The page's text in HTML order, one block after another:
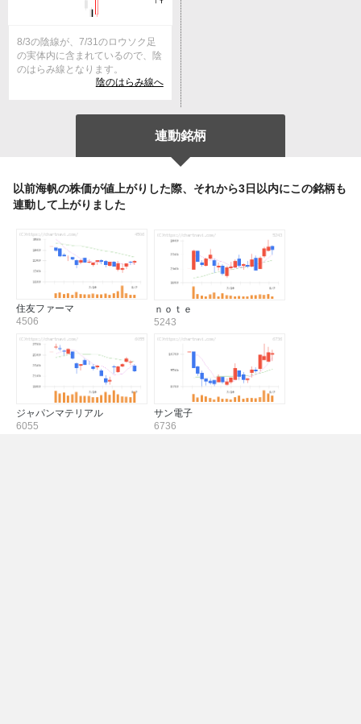
8/3の陰線が、7/31のロウソク足
の実体内に含まれているので、陰
のはらみ線となります。
陰のはらみ線へ
連動銘柄
以前海帆の株価が値上がりした際、それから3日以内にこの銘柄も
連動して上がりました
住友ファーマ
4506
ｎｏｔｅ
5243
ジャパンマテリアル
6055
サン電子
6736